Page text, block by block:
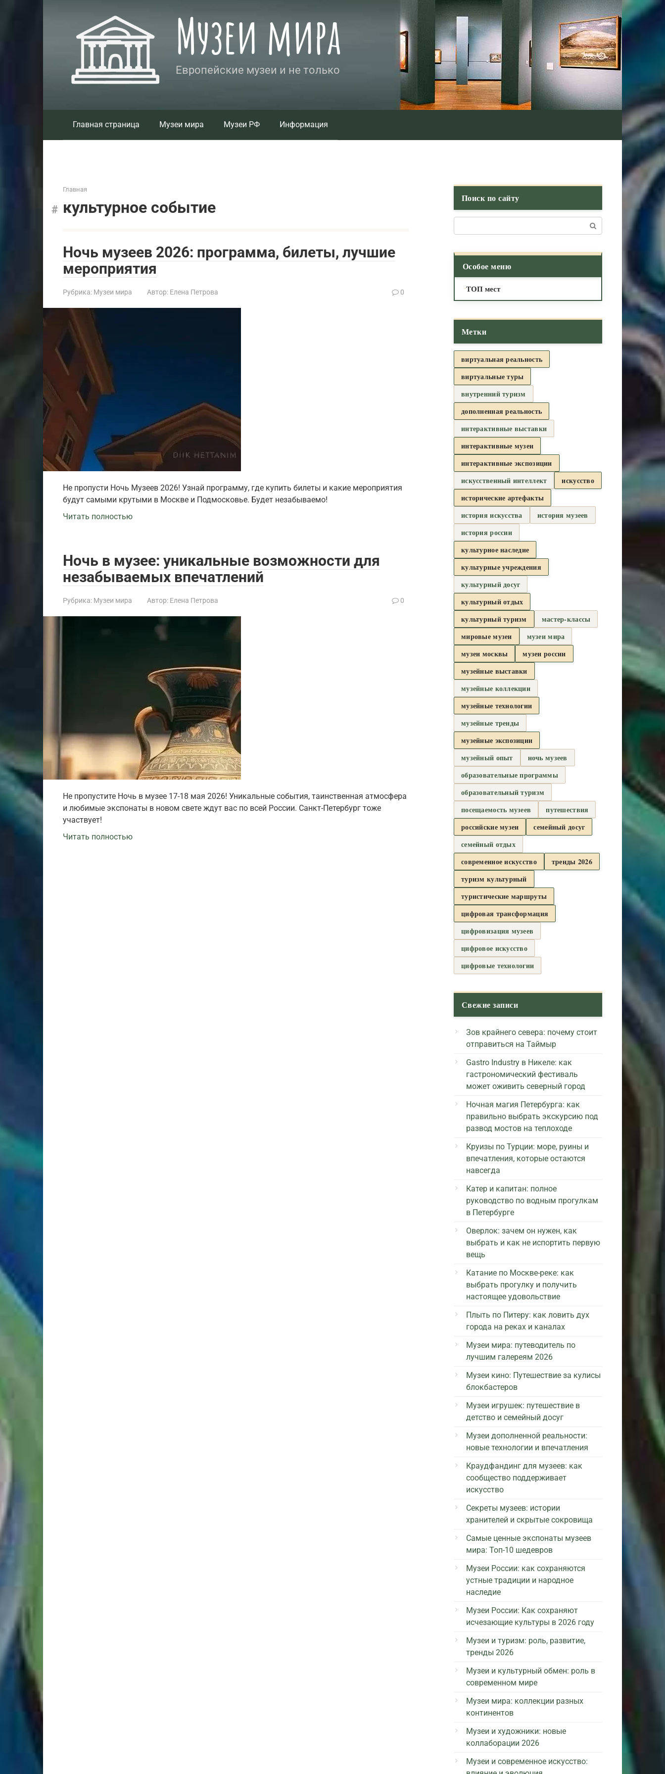
Музеи мира
Европейские музеи и не только
Главная страница Музеи мира Музеи РФ Информация
Главная
культурное событие
Ночь музеев 2026: программа, билеты, лучшие
мероприятия
Рубрика: Музеи мира Автор: Елена Петрова 0
Не пропусти Ночь Музеев 2026! Узнай программу, где купить билеты и какие мероприятия
будут самыми крутыми в Москве и Подмосковье. Будет незабываемо!
Читать полностью
Ночь в музее: уникальные возможности для
незабываемых впечатлений
Рубрика: Музеи мира Автор: Елена Петрова 0
Не пропустите Ночь в музее 17-18 мая 2026! Уникальные события, таинственная атмосфера
и любимые экспонаты в новом свете ждут вас по всей России. Санкт-Петербург тоже
участвует!
Читать полностью
Поиск по сайту
Особое меню
ТОП мест
Метки
виртуальная реальность
виртуальные туры
внутренний туризм
дополненная реальность
интерактивные выставки
интерактивные музеи
интерактивные экспозиции
искусственный интеллект
искусство
исторические артефакты
история искусства
история музеев
история россии
культурное наследие
культурные учреждения
культурный досуг
культурный отдых
культурный туризм
мастер-классы
мировые музеи
музеи мира
музеи москвы
музеи россии
музейные выставки
музейные коллекции
музейные технологии
музейные тренды
музейные экспозиции
музейный опыт
ночь музеев
образовательные программы
образовательный туризм
посещаемость музеев
путешествия
российские музеи
семейный досуг
семейный отдых
современное искусство
тренды 2026
туризм культурный
туристические маршруты
цифровая трансформация
цифровизация музеев
цифровое искусство
цифровые технологии
Свежие записи
Зов крайнего севера: почему стоит
отправиться на Таймыр
Gastro Industry в Никеле: как
гастрономический фестиваль
может оживить северный город
Ночная магия Петербурга: как
правильно выбрать экскурсию под
развод мостов на теплоходе
Круизы по Турции: море, руины и
впечатления, которые остаются
навсегда
Катер и капитан: полное
руководство по водным прогулкам
в Петербурге
Оверлок: зачем он нужен, как
выбрать и как не испортить первую
вещь
Катание по Москве-реке: как
выбрать прогулку и получить
настоящее удовольствие
Плыть по Питеру: как ловить дух
города на реках и каналах
Музеи мира: путеводитель по
лучшим галереям 2026
Музеи кино: Путешествие за кулисы
блокбастеров
Музеи игрушек: путешествие в
детство и семейный досуг
Музеи дополненной реальности:
новые технологии и впечатления
Краудфандинг для музеев: как
сообщество поддерживает
искусство
Секреты музеев: истории
хранителей и скрытые сокровища
Самые ценные экспонаты музеев
мира: Топ-10 шедевров
Музеи России: как сохраняются
устные традиции и народное
наследие
Музеи России: Как сохраняют
исчезающие культуры в 2026 году
Музеи и туризм: роль, развитие,
тренды 2026
Музеи и культурный обмен: роль в
современном мире
Музеи мира: коллекции разных
континентов
Музеи и художники: новые
коллаборации 2026
Музеи и современное искусство: